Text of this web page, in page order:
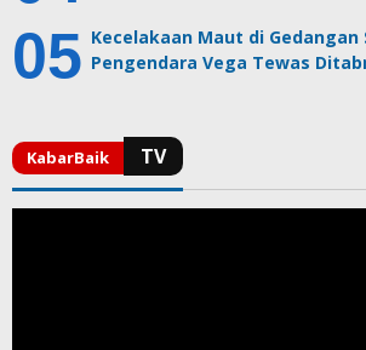
Kecelakaan Maut di Gedangan
Pengendara Vega Tewas